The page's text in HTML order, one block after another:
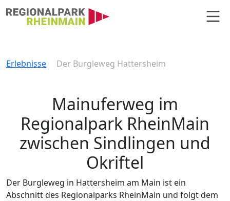
Hauptnavigation
Erlebnisse Der Burgleweg Hattersheim
Mainuferweg im
Regionalpark RheinMain
zwischen Sindlingen und
Okriftel
Der Burgleweg in Hattersheim am Main ist ein
Abschnitt des Regionalparks RheinMain und folgt dem